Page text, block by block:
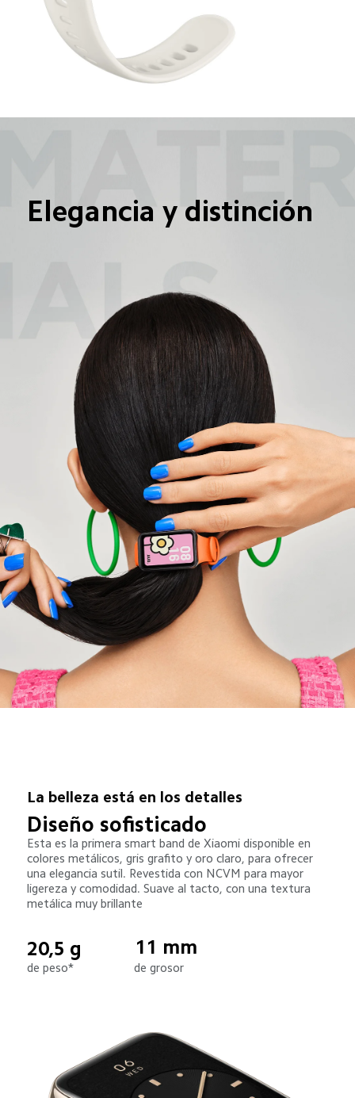
Elegancia y distinción
La belleza está en los detalles
Diseño sofisticado
Esta es la primera smart band de Xiaomi disponible en
colores metálicos, gris grafito y oro claro, para ofrecer
una elegancia sutil. Revestida con NCVM para mayor
ligereza y comodidad. Suave al tacto, con una textura
metálica muy brillante
20,5 g 11 mm
de peso* de grosor